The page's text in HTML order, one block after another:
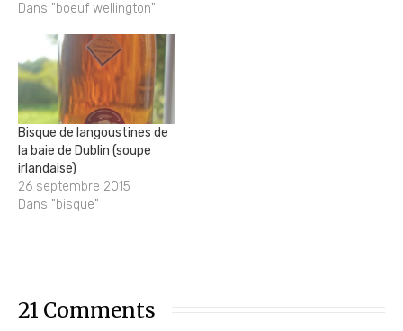
Dans "boeuf wellington"
Bisque de langoustines de
la baie de Dublin (soupe
irlandaise)
26 septembre 2015
Dans "bisque"
21 Comments